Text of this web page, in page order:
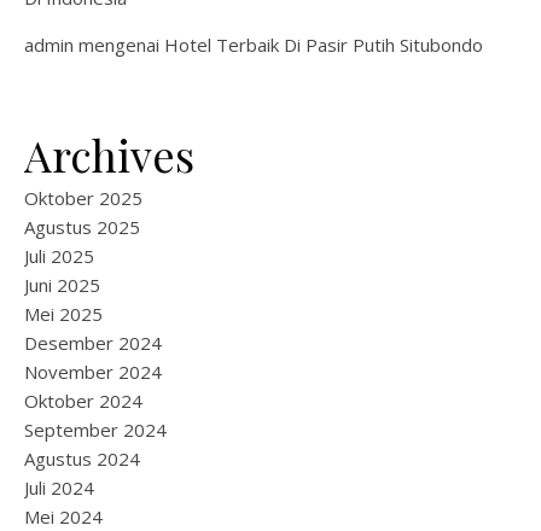
admin mengenai Hotel Terbaik Di Pasir Putih Situbondo
Archives
Oktober 2025
Agustus 2025
Juli 2025
Juni 2025
Mei 2025
Desember 2024
November 2024
Oktober 2024
September 2024
Agustus 2024
Juli 2024
Mei 2024